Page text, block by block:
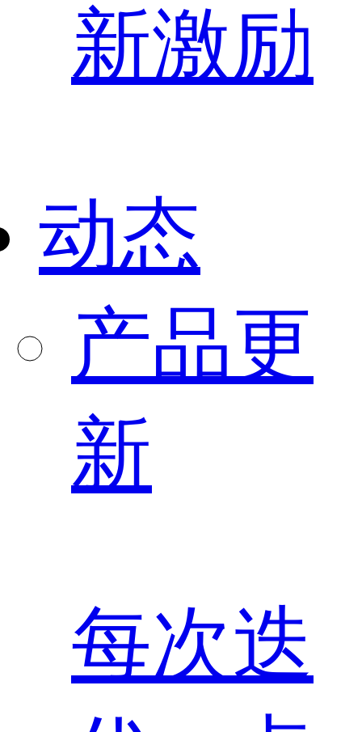
新激励
动态
产品更
新
每次迭